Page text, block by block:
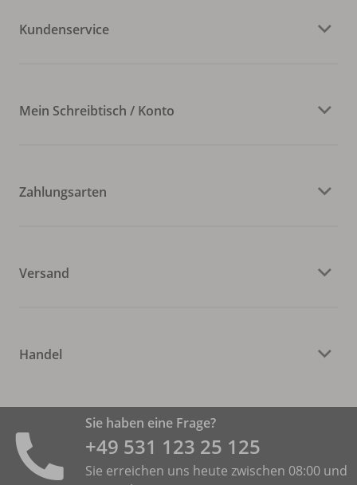
Kundenservice
Mein Schreibtisch / Konto
Zahlungsarten
Versand
Handel
Sie haben eine Frage?
+49 531 ­123 25 125
Sie erreichen uns heute zwischen 08:00 und